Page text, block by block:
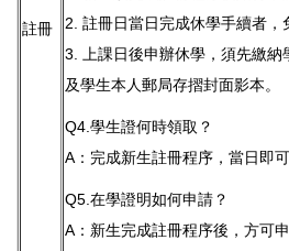
註冊
2. 註冊日當日完成休學手續者
3. 上課日後申辦休學，須先繳
及學生本人郵局存摺封面影本。
Q4.學生證何時領取？
A：完成新生註冊程序，當日即
Q5.在學證明如何申請？
A：新生完成註冊程序後，方可申